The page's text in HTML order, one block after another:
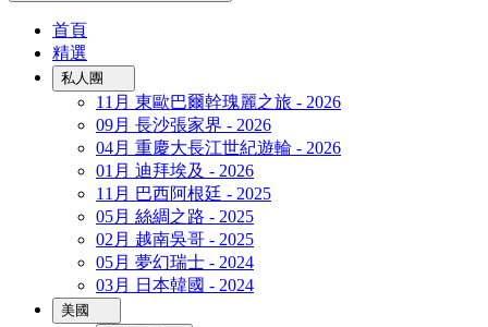
首頁
精選
私人團
11月 東歐巴爾幹瑰麗之旅 - 2026
09月 長沙張家界 - 2026
04月 重慶大長江世紀遊輪 - 2026
01月 迪拜埃及 - 2026
11月 巴西阿根廷 - 2025
05月 絲綢之路 - 2025
02月 越南吳哥 - 2025
05月 夢幻瑞士 - 2024
03月 日本韓國 - 2024
美國